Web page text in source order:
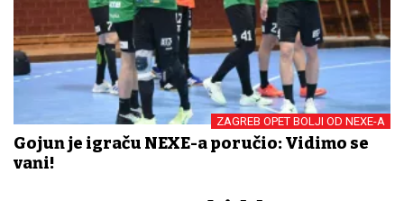
ZAGREB OPET BOLJI OD NEXE-A
Gojun je igraču NEXE-a poručio: Vidimo se
vani!